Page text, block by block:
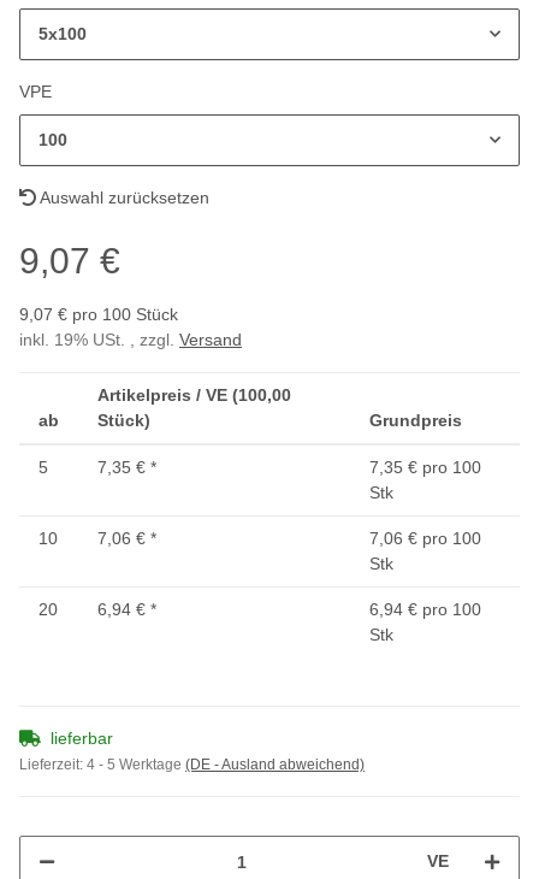
5x100
VPE
100
Auswahl zurücksetzen
9,07 €
9,07 € pro 100 Stück
inkl. 19% USt. , zzgl. Versand
ab
Artikelpreis / VE (100,00
Stück)
Grundpreis
5 7,35 € *
7,35 € pro 100
Stk
10 7,06 € *
7,06 € pro 100
Stk
20 6,94 € *
6,94 € pro 100
Stk
lieferbar
Lieferzeit: 4 - 5 Werktage (DE - Ausland abweichend)
VE